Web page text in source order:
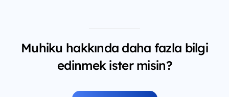
Muhiku hakkında daha fazla bilgi
edinmek ister misin?